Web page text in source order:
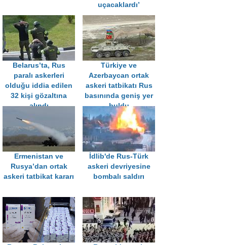
uçacaklardı’
Belarus’ta, Rus
paralı askerleri
olduğu iddia edilen
32 kişi gözaltına
alındı
Türkiye ve
Azerbaycan ortak
askeri tatbikatı Rus
basınında geniş yer
buldu
Ermenistan ve
Rusya’dan ortak
askeri tatbikat kararı
İdlib'de Rus-Türk
askeri devriyesine
bombalı saldırı